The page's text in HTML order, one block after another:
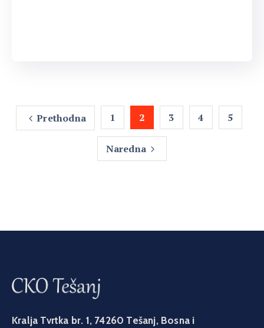
Prethodna 1 2 3 4 5
Naredna
Kralja Tvrtka br. 1, 74260 Tešanj, Bosna i